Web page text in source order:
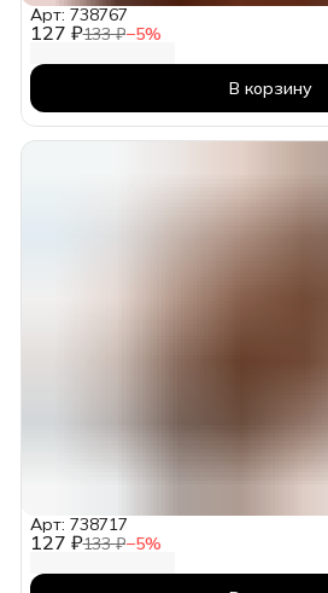
127 ₽133 ₽−5%
Арт: 738767
В корзину
127 ₽133 ₽−5%
Арт: 738717